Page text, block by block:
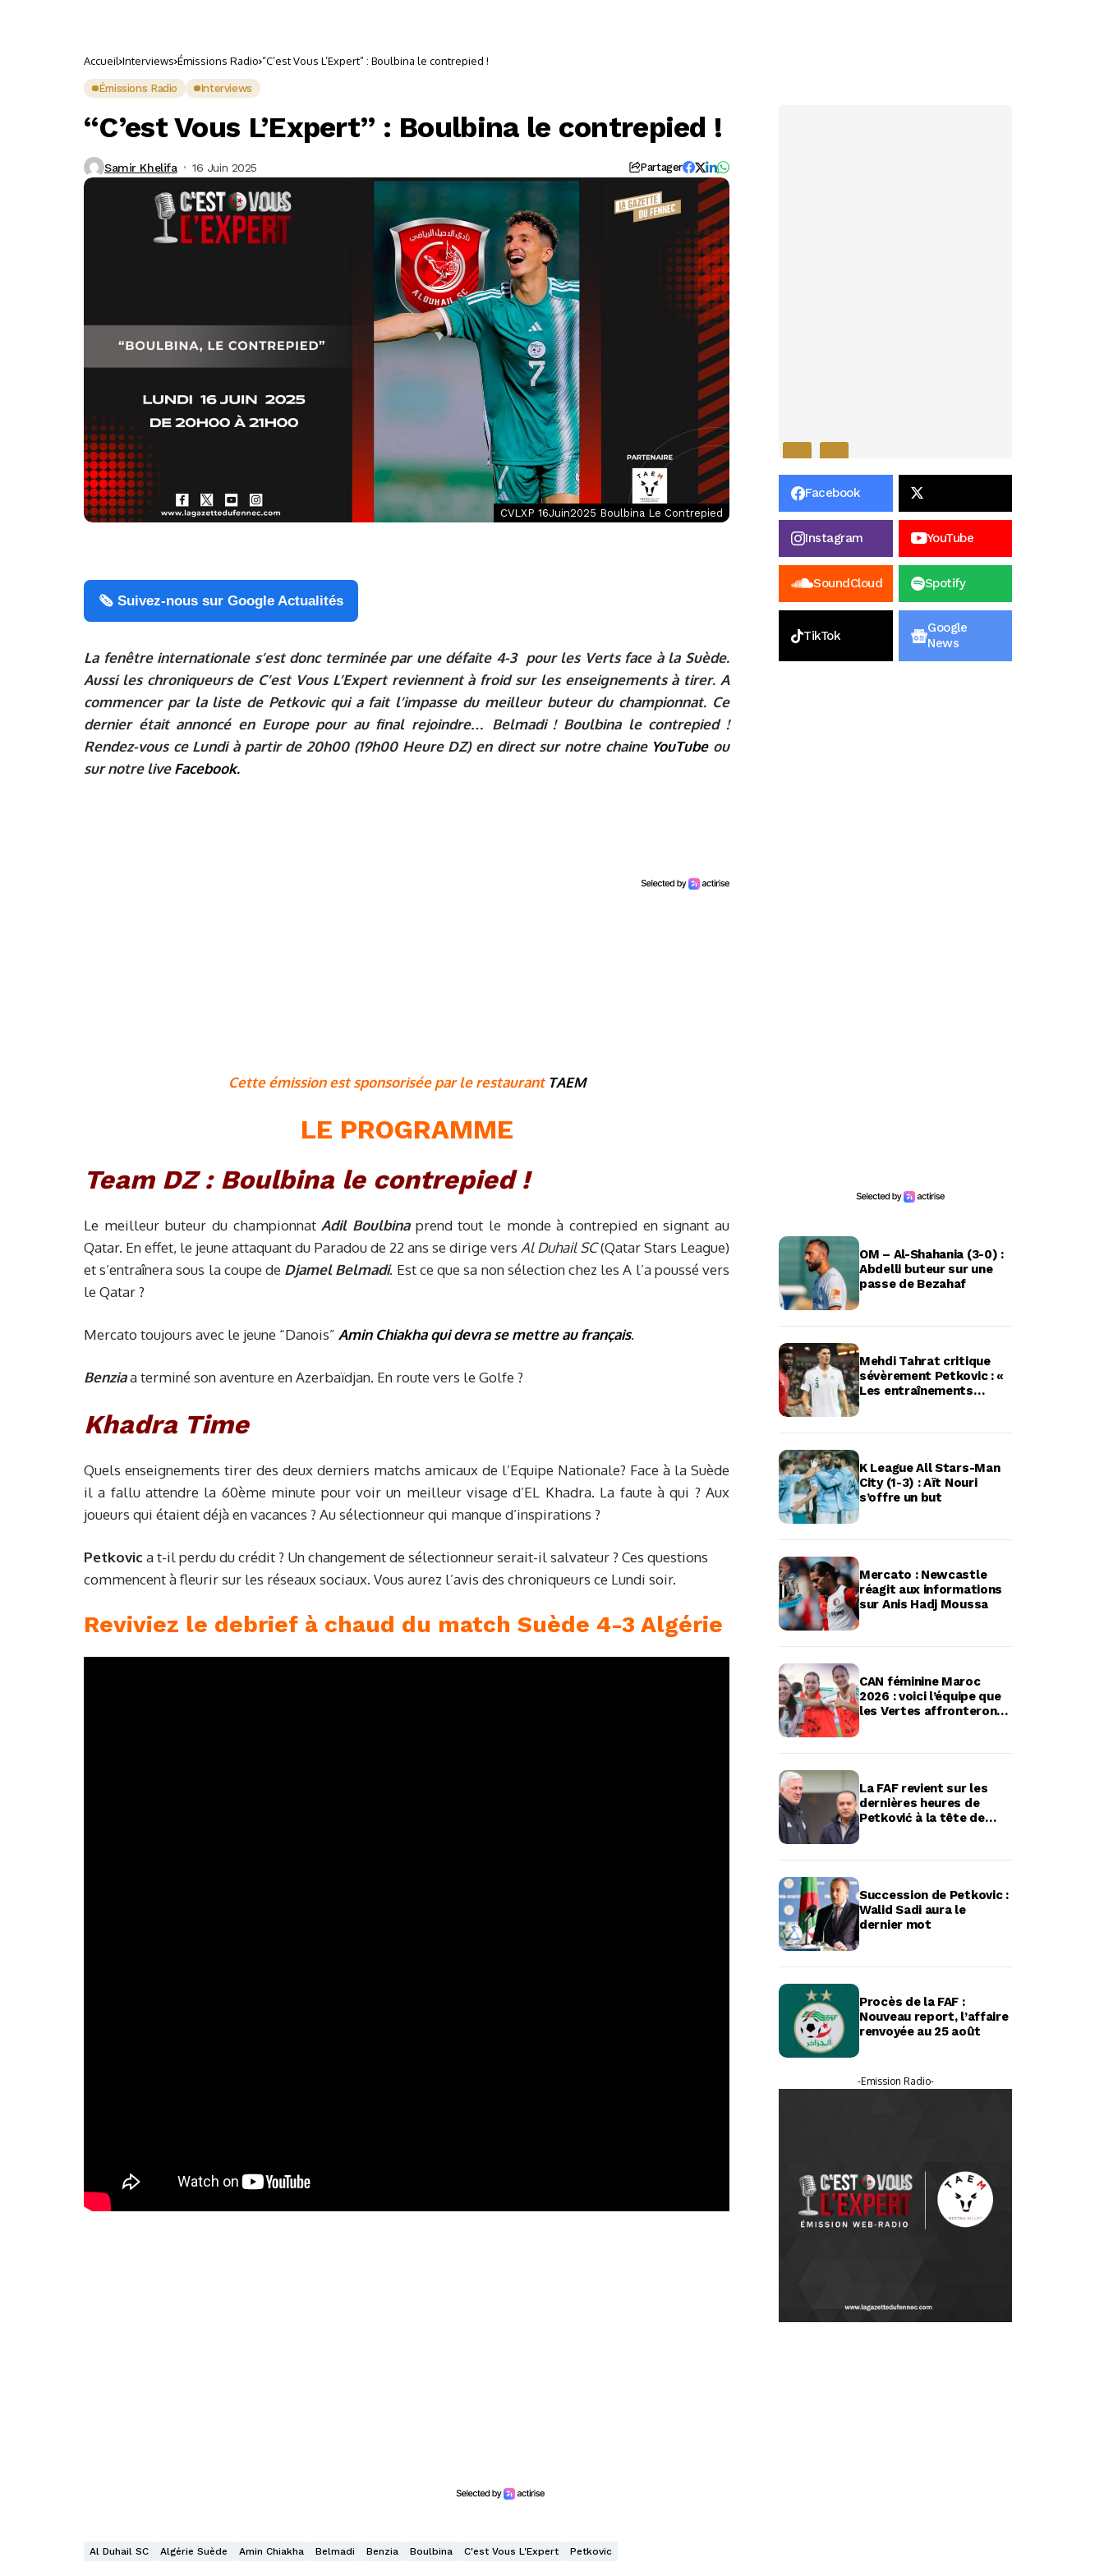
Accueil Interviews Émissions Radio “C’est Vous L’Expert” : Boulbina le contrepied !
Émissions Radio Interviews
“C’est Vous L’Expert” : Boulbina le contrepied !
Samir Khelifa 16 Juin 2025 Partager
CVLXP 16Juin2025 Boulbina Le Contrepied
🗞️ Suivez-nous sur Google Actualités
La fenêtre internationale s’est donc terminée par une défaite 4-3 pour les Verts face à la Suède.
Aussi les chroniqueurs de C’est Vous L’Expert reviennent à froid sur les enseignements à tirer. A
commencer par la liste de Petkovic qui a fait l’impasse du meilleur buteur du championnat. Ce
dernier était annoncé en Europe pour au final rejoindre… Belmadi ! Boulbina le contrepied !
Rendez-vous ce Lundi à partir de 20h00 (19h00 Heure DZ) en direct sur notre chaine YouTubeou
sur notre liveFacebook.
Cette émission est sponsorisée par le restaurant TAEM
LE PROGRAMME
Team DZ : Boulbina le contrepied !
Le meilleur buteur du championnatAdil Boulbinaprend tout le monde à contrepied en signant au
Qatar. En effet, le jeune attaquant du Paradou de 22 ans se dirige vers Al Duhail SC(Qatar Stars League)
et s’entraînera sous la coupe de Djamel Belmadi. Est ce que sa non sélection chez les A l’a poussé vers
le Qatar ?
Mercato toujours avec le jeune “Danois” Amin Chiakha qui devra se mettre au français.
Benziaa terminé son aventure en Azerbaïdjan. En route vers le Golfe ?
Khadra Time
Quels enseignements tirer des deux derniers matchs amicaux de l’Equipe Nationale? Face à la Suède
il a fallu attendre la 60ème minute pour voir un meilleur visage d’EL Khadra. La faute à qui ? Aux
joueurs qui étaient déjà en vacances ? Au sélectionneur qui manque d’inspirations ?
Petkovic a t-il perdu du crédit ? Un changement de sélectionneur serait-il salvateur ? Ces questions
commencent à fleurir sur les réseaux sociaux. Vous aurez l’avis des chroniqueurs ce Lundi soir.
Reviviez le debrief à chaud du match Suède 4-3 Algérie
Al Duhail SC Algérie Suède Amin Chiakha Belmadi Benzia Boulbina C'est Vous L'Expert Petkovic
Facebook
Instagram YouTube
SoundCloud Spotify
TikTok
Google
News
OM – Al-Shahania (3-0) :
Abdelli buteur sur une
passe de Bezahaf
Mehdi Tahrat critique
sévèrement Petkovic : «
Les entraînements
K League All Stars-Man
City (1-3) : Aït Nouri
s’offre un but
Mercato : Newcastle
réagit aux informations
sur Anis Hadj Moussa
CAN féminine Maroc
2026 : voici l’équipe que
les Vertes affronteront
La FAF revient sur les
dernières heures de
Petković à la tête de
Succession de Petkovic :
Walid Sadi aura le
dernier mot
Procès de la FAF :
Nouveau report, l’affaire
renvoyée au 25 août
-Emission Radio-